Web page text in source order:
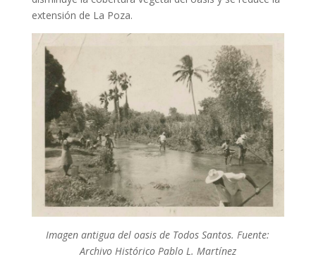
extensión de La Poza.
Imagen antigua del oasis de Todos Santos. Fuente:
Archivo Histórico Pablo L. Martínez